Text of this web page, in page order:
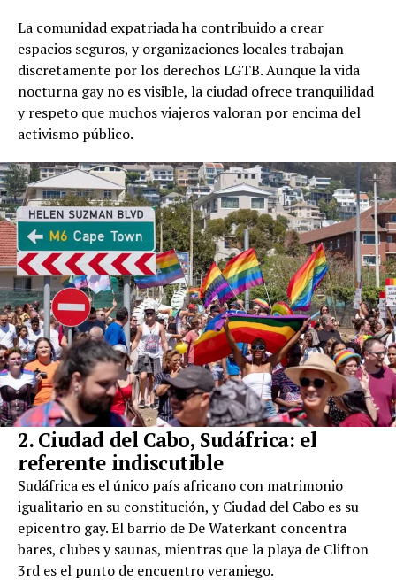
La comunidad expatriada ha contribuido a crear
espacios seguros, y organizaciones locales trabajan
discretamente por los derechos LGTB. Aunque la vida
nocturna gay no es visible, la ciudad ofrece tranquilidad
y respeto que muchos viajeros valoran por encima del
activismo público.
2. Ciudad del Cabo, Sudáfrica: el
referente indiscutible
Sudáfrica es el único país africano con matrimonio
igualitario en su constitución, y Ciudad del Cabo es su
epicentro gay. El barrio de De Waterkant concentra
bares, clubes y saunas, mientras que la playa de Clifton
3rd es el punto de encuentro veraniego.